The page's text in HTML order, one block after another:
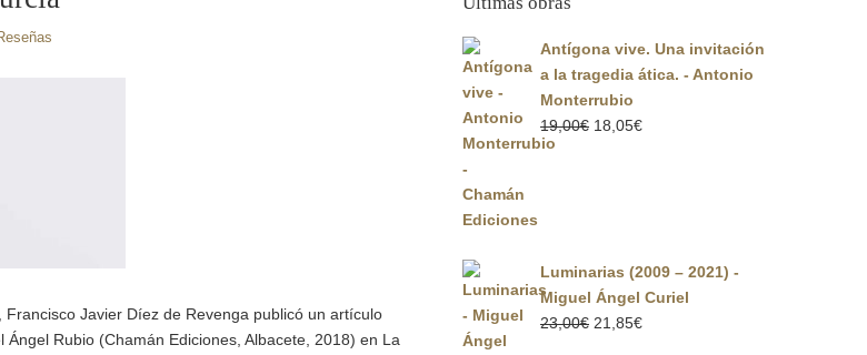
Javier Díez de Revenga publicó un artículo
Rubio (Chamán Ediciones, Albacete, 2018) en La
Antígona vive. Una invitación
a la tragedia ática. - Antonio
Monterrubio
19,00€ El
18,05€El
Luminarias (2009 – 2021) -
Miguel Ángel Curiel
23,00€ El
21,85€El